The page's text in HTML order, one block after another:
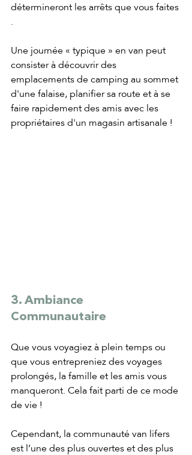
détermineront les arrêts que vous faites
.
Une journée « typique » en van peut
consister à découvrir des
emplacements de camping au sommet
d'une falaise, planifier sa route et à se
faire rapidement des amis avec les
propriétaires d'un magasin artisanale !
3. Ambiance
Communautaire
Que vous voyagiez à plein temps ou
que vous entrepreniez des voyages
prolongés, la famille et les amis vous
manqueront. Cela fait parti de ce mode
de vie !
Cependant, la communauté van lifers
est l’une des plus ouvertes et des plus